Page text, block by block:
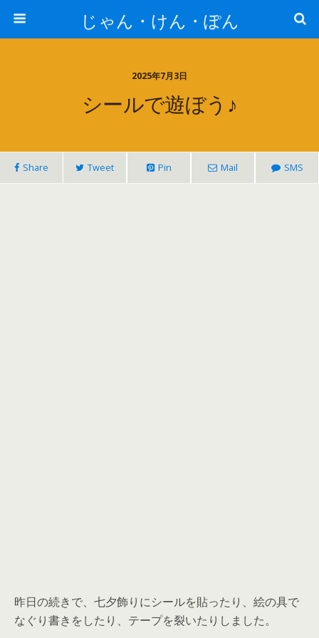
じゃん・けん・ぽん
2025年7月3日
シールで遊ぼう♪
Share Tweet Pin Mail SMS
昨日の続きで、七夕飾りにシールを貼ったり、絵の具で
なぐり書きをしたり、テープを裂いたりしました。